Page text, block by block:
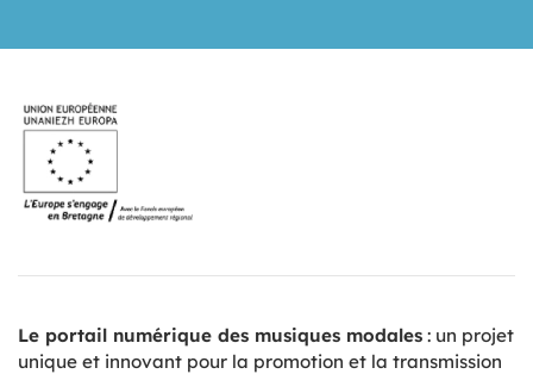
Le portail numérique des musiques modales : un projet
unique et innovant pour la promotion et la transmission